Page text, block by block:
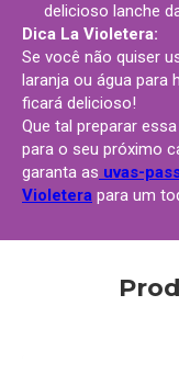
delicioso lanche
Dica La Violetera:
Se você não quiser
laranja ou água para
ficará delicioso!
Que tal preparar
para o seu próximo
garanta as uvas-
Violetera para um